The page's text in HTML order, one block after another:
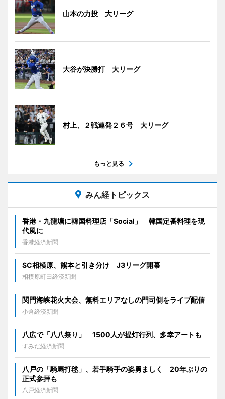
山本の力投 大リーグ
大谷が決勝打 大リーグ
村上、２戦連発２６号 大リーグ
もっと見る
みん経トピックス
香港・九龍塘に韓国料理店「Social」 韓国定番料理を現
代風に
香港経済新聞
SC相模原、熊本と引き分け J3リーグ開幕
相模原町田経済新聞
関門海峡花火大会、無料エリアなしの門司側をライブ配信
小倉経済新聞
八広で「八八祭り」 1500人が提灯行列、多幸アートも
すみだ経済新聞
八戸の「騎馬打毬」、若手騎手の姿勇ましく 20年ぶりの
正式参拝も
八戸経済新聞